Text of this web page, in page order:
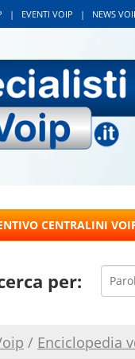
| EVENTI VOIP | NEWS
per:
/ Enciclopedia